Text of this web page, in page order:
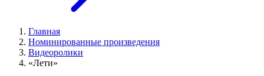
Главная
Номинированные произведения
Видеоролики
«Лети»